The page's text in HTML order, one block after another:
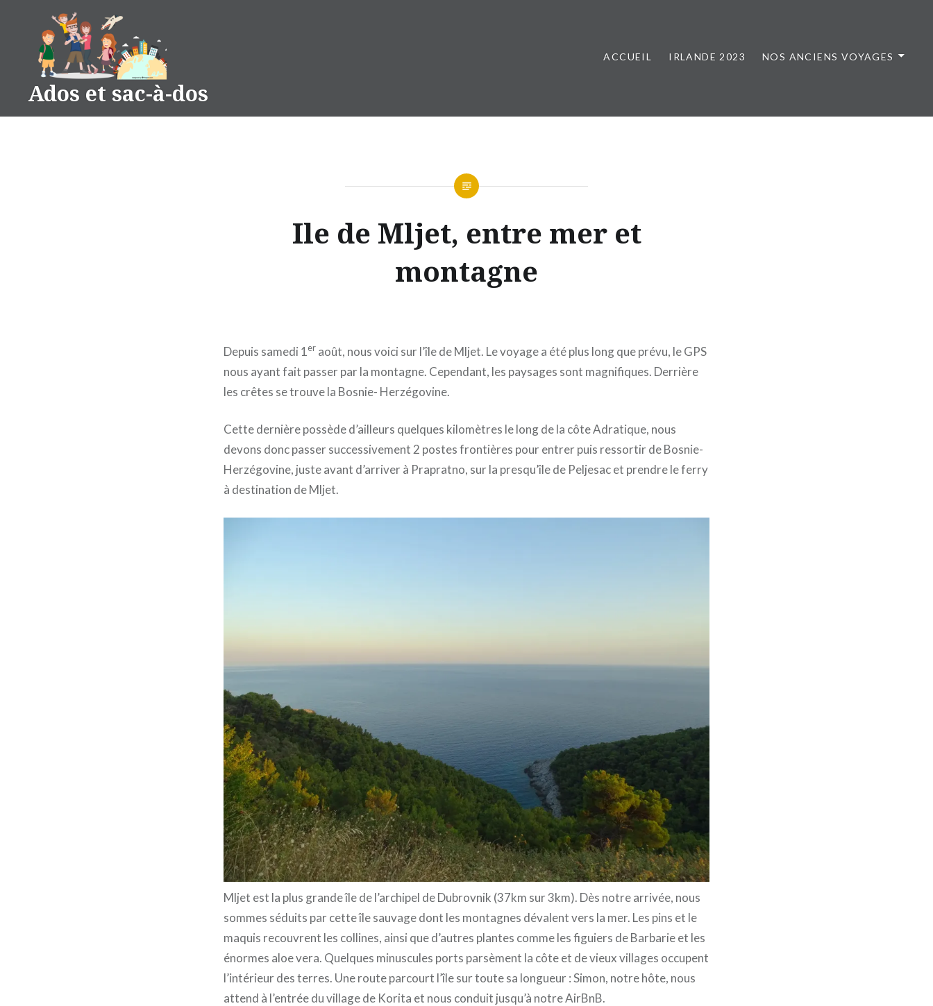
contenu
principal
Ados et sac-à-dos
ACCUEIL IRLANDE 2023 NOS ANCIENS VOYAGES
2020
Ile de Mljet, entre mer et
montagne
ADMIN
2020
Depuis samedi 1er août, nous voici sur l’île de Mljet. Le voyage a été plus long que prévu, le GPS
nous ayant fait passer par la montagne. Cependant, les paysages sont magnifiques. Derrière
les crêtes se trouve la Bosnie- Herzégovine.
Cette dernière possède d’ailleurs quelques kilomètres le long de la côte Adratique, nous
devons donc passer successivement 2 postes frontières pour entrer puis ressortir de Bosnie-
Herzégovine, juste avant d’arriver à Prapratno, sur la presqu’île de Peljesac et prendre le ferry
à destination de Mljet.
Mljet est la plus grande île de l’archipel de Dubrovnik (37km sur 3km). Dès notre arrivée, nous
sommes séduits par cette île sauvage dont les montagnes dévalent vers la mer. Les pins et le
maquis recouvrent les collines, ainsi que d’autres plantes comme les figuiers de Barbarie et les
énormes aloe vera. Quelques minuscules ports parsèment la côte et de vieux villages occupent
l’intérieur des terres. Une route parcourt l’île sur toute sa longueur : Simon, notre hôte, nous
attend à l’entrée du village de Korita et nous conduit jusqu’à notre AirBnB.